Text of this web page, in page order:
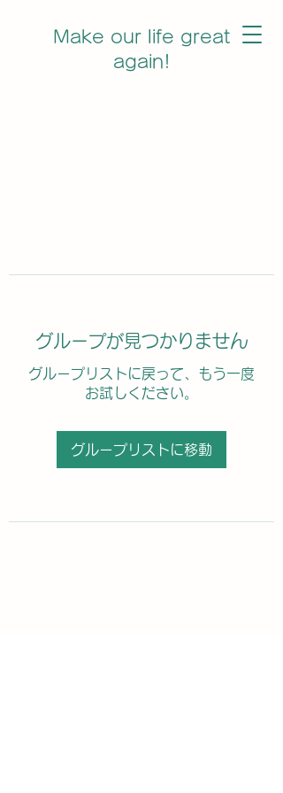
Make our life great
again!
グループが見つかりません
グループリストに戻って、もう一度
お試しください。
グループリストに移動